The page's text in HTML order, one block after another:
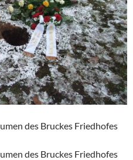
des Bruckes Friedhofes
des Bruckes Friedhofes